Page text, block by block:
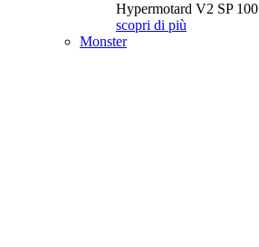
Hypermotard V2 SP 100
scopri di più
Monster